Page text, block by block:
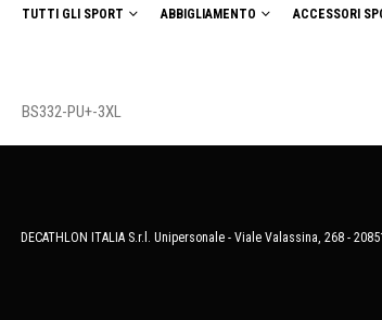
TUTTI GLI SPORT ABBIGLIAMENTO ACCESSORI
BS332-PU+-3XL
DECATHLON ITALIA S.r.l. Unipersonale - Viale Valassina, 268 -